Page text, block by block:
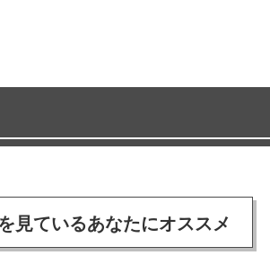
見ているあなたにオススメ